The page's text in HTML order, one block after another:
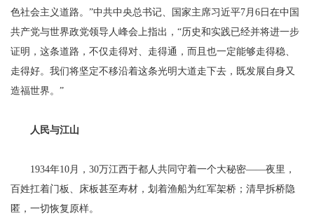
色社会主义道路。”中共中央总书记、国家主席习近平7月6日在中国
共产党与世界政党领导人峰会上指出，“历史和实践已经并将进一步
证明，这条道路，不仅走得对、走得通，而且也一定能够走得稳、
走得好。我们将坚定不移沿着这条光明大道走下去，既发展自身又
造福世界。”
人民与江山
1934年10月，30万江西于都人共同守着一个大秘密——夜里，
百姓扛着门板、床板甚至寿材，划着渔船为红军架桥；清早拆桥隐
匿，一切恢复原样。